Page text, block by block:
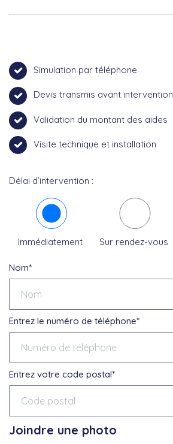
Simulation par téléphone
Devis transmis avant intervention
Validation du montant des aides
Visite technique et installation
Délai d’intervention :
Immédiatement Sur rendez-vous
Nom*
Entrez le numéro de téléphone*
Entrez votre code postal*
Joindre une photo